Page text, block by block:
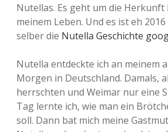
Nutellas. Es geht um die Herkunft
meinem Leben. Und es ist eh
selber die Nutella Geschichte
Nutella entdeckte ich an meinem
Morgen in Deutschland. Damals,
herrschten und Weimar nur eine
Tag lernte ich, wie man ein
soll. Dann bat mich meine